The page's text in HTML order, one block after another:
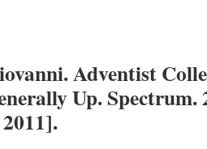
Adventist
Up. Spectrum.